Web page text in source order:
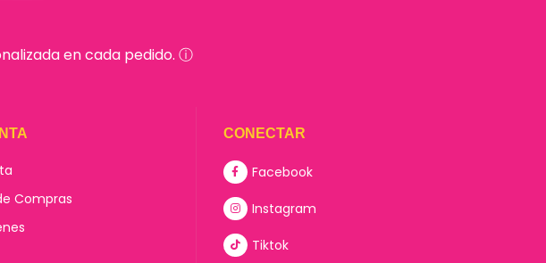
en cada pedido. ⓘ
Compras
CONECTAR
Facebook
Instagram
Tiktok